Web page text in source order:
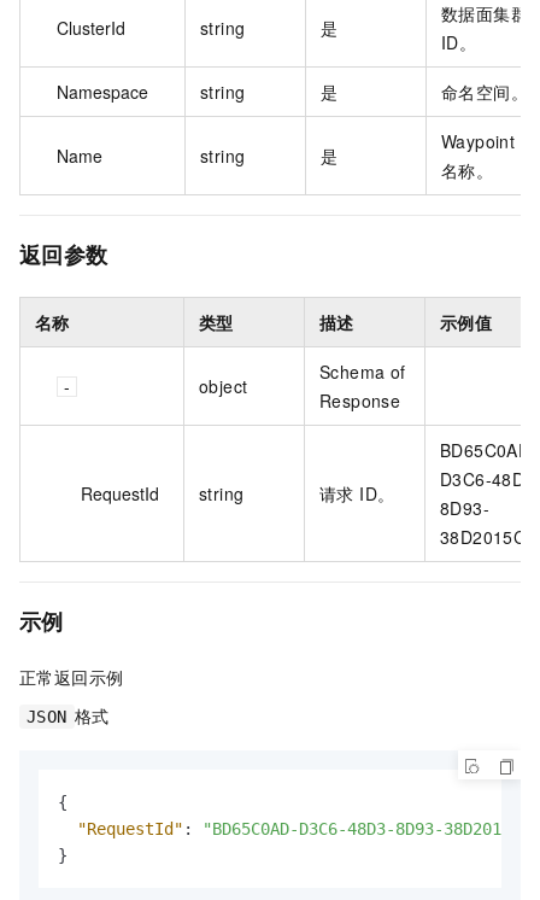
ClusterId string 是
数据面集群
ID。
Namespace string 是 命名空间。
Name string 是
Waypoint
名称。
返回参数
名称 类型 描述 示例值
object
Schema of
Response
RequestId string 请求 ID。
BD65C0AD-
D3C6-
8D93-
示例
正常返回示例
JSON 格式
{
"RequestId" :
"BD65C0AD-D3C6-48D3-8D93-
}